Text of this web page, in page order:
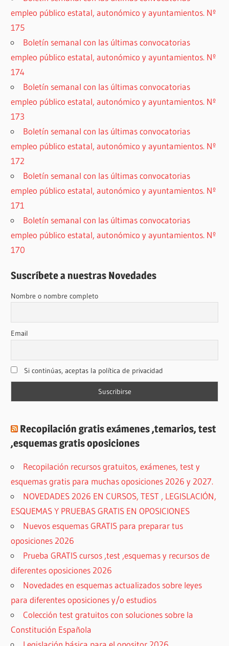
empleo público estatal, autonómico y ayuntamientos. Nº
175
Boletín semanal con las últimas convocatorias
empleo público estatal, autonómico y ayuntamientos. Nº
174
Boletín semanal con las últimas convocatorias
empleo público estatal, autonómico y ayuntamientos. Nº
173
Boletín semanal con las últimas convocatorias
empleo público estatal, autonómico y ayuntamientos. Nº
172
Boletín semanal con las últimas convocatorias
empleo público estatal, autonómico y ayuntamientos. Nº
171
Boletín semanal con las últimas convocatorias
empleo público estatal, autonómico y ayuntamientos. Nº
170
Suscríbete a nuestras Novedades
Nombre o nombre completo
Email
Si continúas, aceptas la política de privacidad
Recopilación gratis exámenes ,temarios, test
,esquemas gratis oposiciones
Recopilación recursos gratuitos, exámenes, test y
esquemas gratis para muchas oposiciones 2026 y 2027.
NOVEDADES 2026 EN CURSOS, TEST , LEGISLACIÓN,
ESQUEMAS Y PRUEBAS GRATIS EN OPOSICIONES
Nuevos esquemas GRATIS para preparar tus
oposiciones 2026
Prueba GRATIS cursos ,test ,esquemas y recursos de
diferentes oposiciones 2026
Novedades en esquemas actualizados sobre leyes
para diferentes oposiciones y/o estudios
Colección test gratuitos con soluciones sobre la
Constitución Española